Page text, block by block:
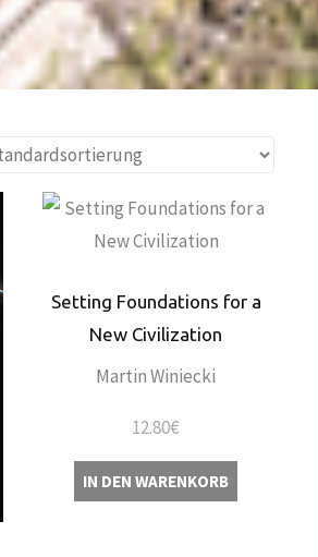
Setting Foundations for a
New Civilization
Martin Winiecki
12.80€
IN DEN WARENKORB